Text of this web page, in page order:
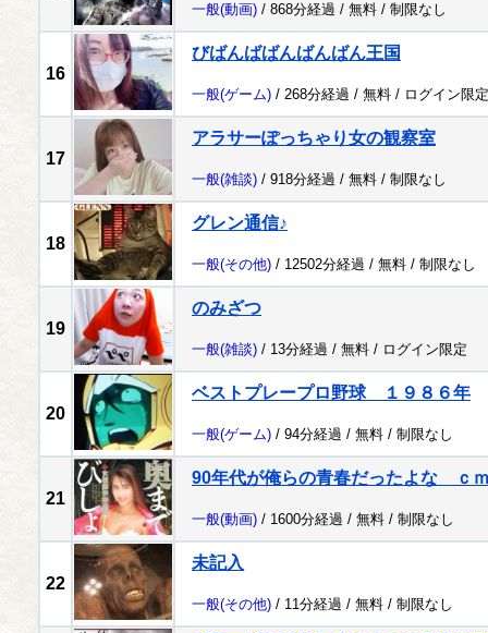
一般(動画) / 868分経過 / 無料 / 制限なし
16
びばんばばんばんばん王国
一般(ゲーム) / 268分経過 / 無料 / ログイン限定
17
アラサーぽっちゃり女の観察室
一般(雑談) / 918分経過 / 無料 / 制限なし
18
グレン通信♪
一般(その他) / 12502分経過 / 無料 / 制限なし
19
のみざつ
一般(雑談) / 13分経過 / 無料 / ログイン限定
20
ベストプレープロ野球 １９８６年
一般(ゲーム) / 94分経過 / 無料 / 制限なし
21
90年代が俺らの青春だったよな ｃ
一般(動画) / 1600分経過 / 無料 / 制限なし
22
未記入
一般(その他) / 11分経過 / 無料 / 制限なし